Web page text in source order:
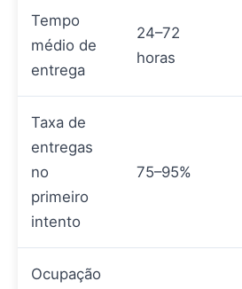
Tempo
médio de
entrega
24–72
horas
Taxa de
entregas
no
primeiro
intento
75–95%
Ocupação